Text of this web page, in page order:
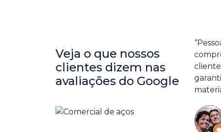
Veja o que nossos
clientes dizem nas
avaliações do Google